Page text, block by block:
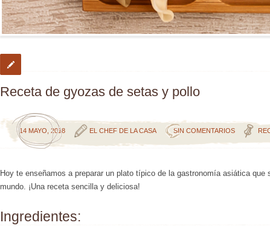
Receta de gyozas de setas y pollo
14 MAYO, 2018 EL CHEF DE LA CASA SIN COMENTARIOS
Hoy te enseñamos a preparar un plato típico de la gastronomía asiática que
mundo. ¡Una receta sencilla y deliciosa!
Ingredientes: